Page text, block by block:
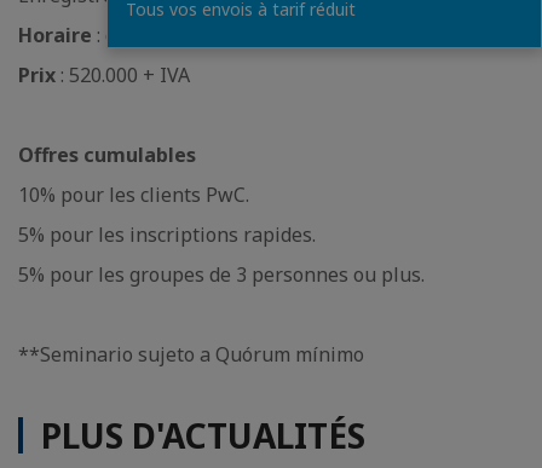
Horaire : de 8h30 à 12h30
Prix : 520.000 + IVA
Offres cumulables
10% pour les clients PwC.
5% pour les inscriptions rapides.
5% pour les groupes de 3 personnes ou plus.
**Seminario sujeto a Quórum mínimo
PLUS D'ACTUALITÉS
Tous vos envois à tarif réduit